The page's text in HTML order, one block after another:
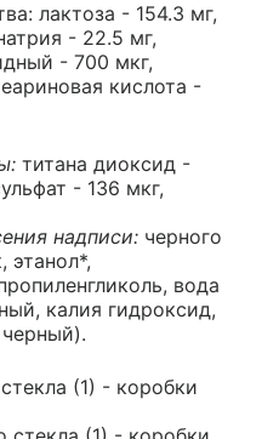
лактоза - 154.3 мг,
- 22.5 мг,
- 700 мкг,
кислота -
титана диоксид -
- 136 мкг,
надписи: черного
этанол*,
вода
калия гидроксид,
(1) - коробки